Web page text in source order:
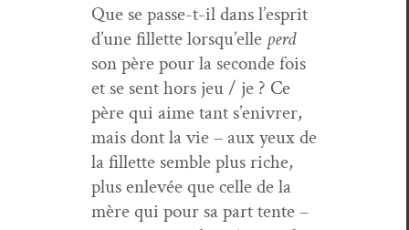
Que se passe-t-il dans l’esprit
d’une fil­lette lorsqu’elle perd
son père pour la sec­onde fois
et se sent hors jeu / je ? Ce
père qui aime tant s’enivrer,
mais dont la vie – aux yeux de
la fil­lette sem­ble plus riche,
plus enlevée que celle de la
mère qui pour sa part tente –